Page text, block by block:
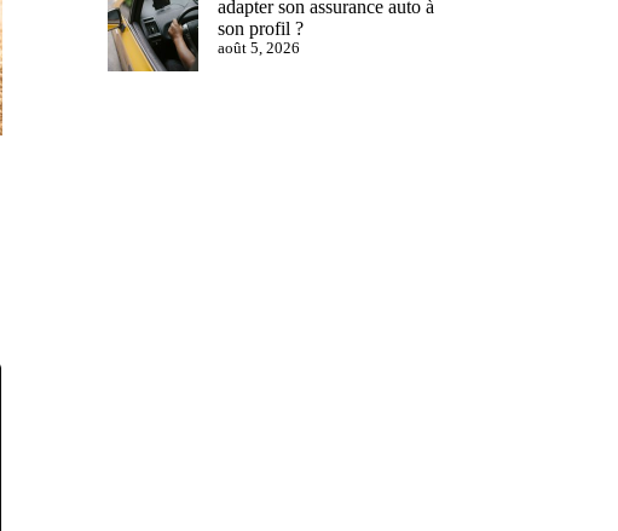
adapter son assurance auto à
son profil ?
août 5, 2026